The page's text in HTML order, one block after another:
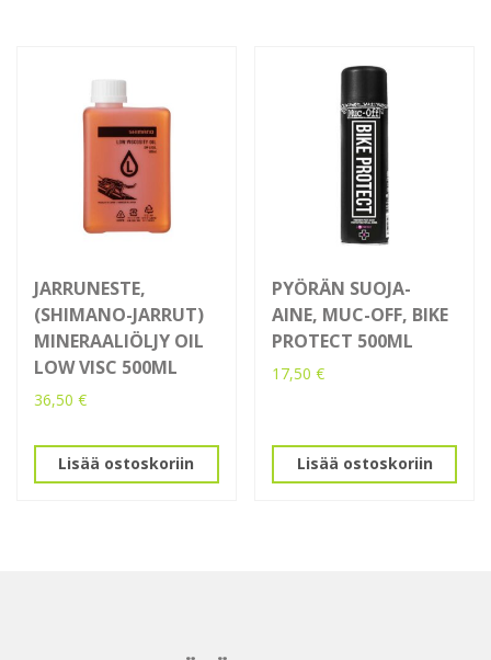
JARRUNESTE,
(SHIMANO-JARRUT)
MINERAALIÖLJY OIL
LOW VISC 500ML
36,50 €
Lisää ostoskoriin
PYÖRÄN SUOJA-
AINE, MUC-OFF, BIKE
PROTECT 500ML
17,50€
Lisää ostoskoriin